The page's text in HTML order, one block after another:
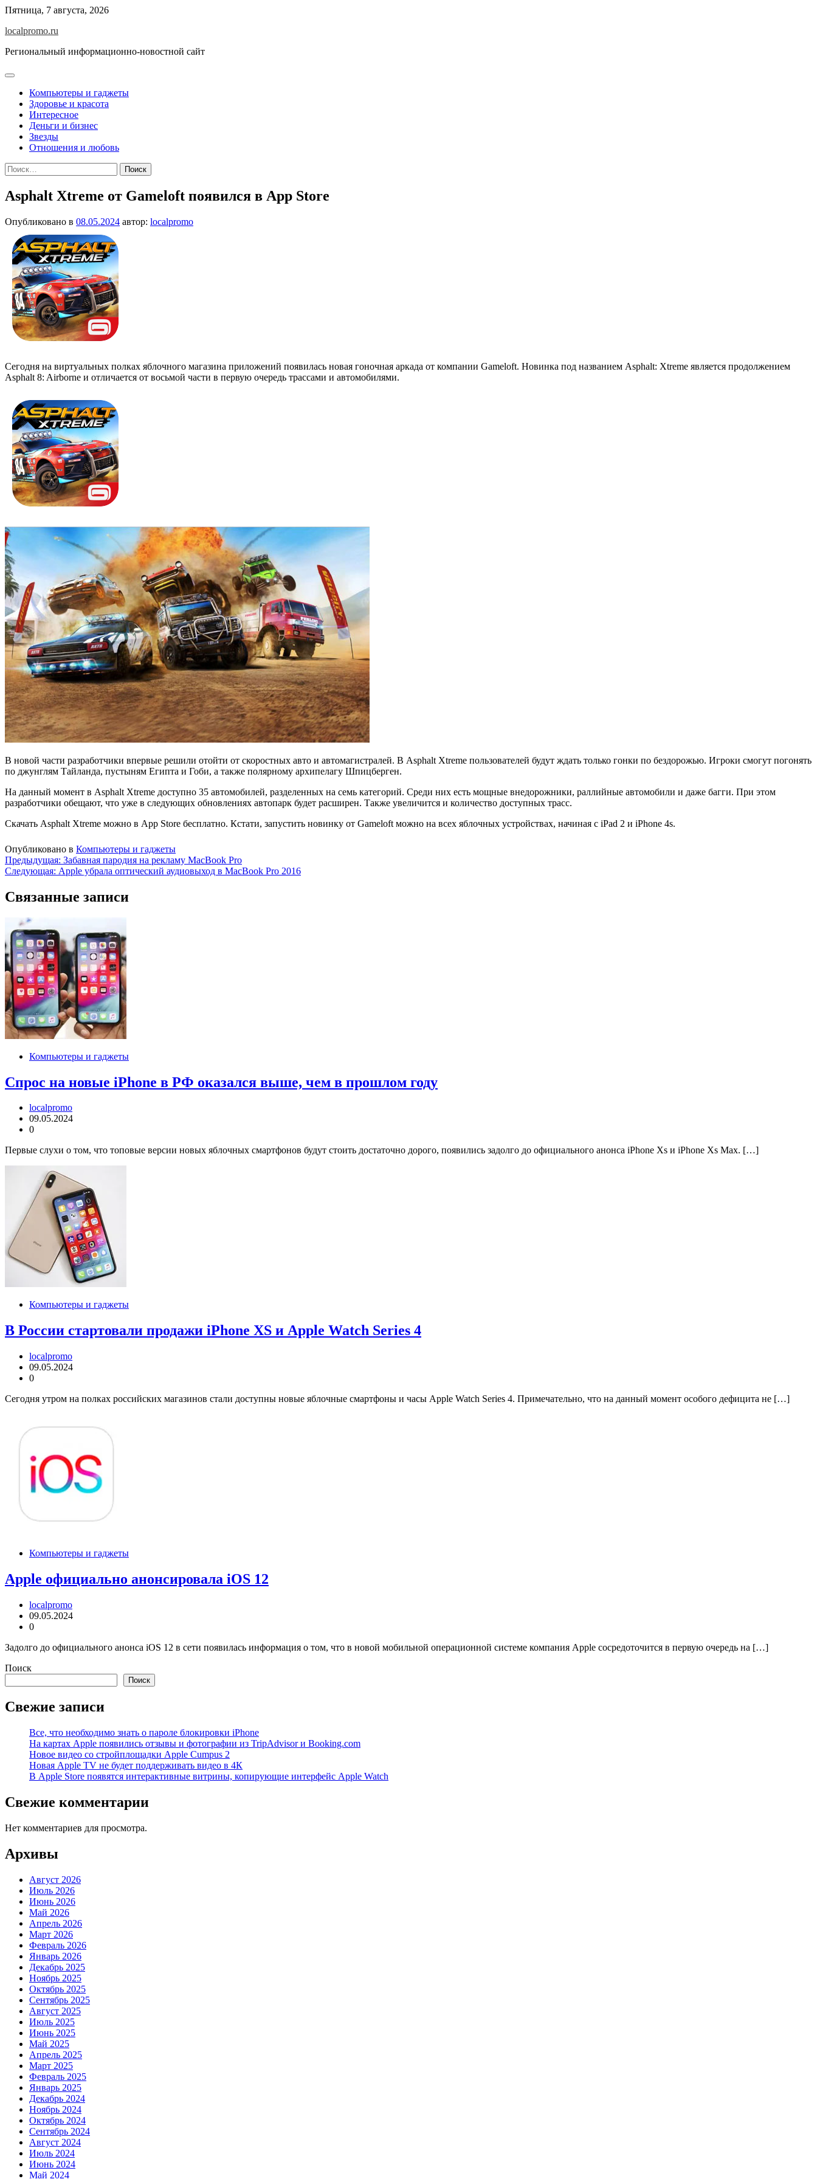
Перейти
содержимому
Пятница, 7 августа, 2026
localpromo.ru
Региональный информационно-новостной сайт
Компьютеры и гаджеты
Здоровье и красота
Интересное
Деньги и бизнес
Звезды
Отношения и любовь
Найти:
Asphalt Xtreme от Gameloft появился в App Store
Опубликовано в 08.05.2024 автор: localpromo
Сегодня на виртуальных полках яблочного магазина приложений появилась новая гоночная аркада от компании Gameloft. Новинка под названием Asphalt: Xtreme является продолжением
Asphalt 8: Airborne и отличается от восьмой части в первую очередь трассами и автомобилями.
В новой части разработчики впервые решили отойти от скоростных авто и автомагистралей. В Asphalt Xtreme пользователей будут ждать только гонки по бездорожью. Игроки смогут погонять
по джунглям Тайланда, пустыням Египта и Гоби, а также полярному архипелагу Шпицберген.
На данный момент в Asphalt Xtreme доступно 35 автомобилей, разделенных на семь категорий. Среди них есть мощные внедорожники, раллийные автомобили и даже багги. При этом
разработчики обещают, что уже в следующих обновлениях автопарк будет расширен. Также увеличится и количество доступных трасс.
Скачать Asphalt Xtreme можно в App Store бесплатно. Кстати, запустить новинку от Gameloft можно на всех яблочных устройствах, начиная с iPad 2 и iPhone 4s.
Опубликовано в Компьютеры и гаджеты
Навигация
по
записям
Предыдущая: Забавная пародия на рекламу MacBook Pro
Следующая: Apple убрала оптический аудиовыход в MacBook Pro 2016
Связанные записи
Компьютеры и гаджеты
Спрос на новые iPhone в РФ оказался выше, чем в прошлом году
localpromo
09.05.2024
0
Первые слухи о том, что топовые версии новых яблочных смартфонов будут стоить достаточно дорого, появились задолго до официального анонса iPhone Xs и iPhone Xs Max. […]
Компьютеры и гаджеты
В России стартовали продажи iPhone XS и Apple Watch Series 4
localpromo
09.05.2024
0
Сегодня утром на полках российских магазинов стали доступны новые яблочные смартфоны и часы Apple Watch Series 4. Примечательно, что на данный момент особого дефицита не […]
Компьютеры и гаджеты
Apple официально анонсировала iOS 12
localpromo
09.05.2024
0
Задолго до официального анонса iOS 12 в сети появилась информация о том, что в новой мобильной операционной системе компания Apple сосредоточится в первую очередь на […]
Поиск
Поиск
Свежие записи
Все, что необходимо знать о пароле блокировки iPhone
На картах Apple появились отзывы и фотографии из TripAdvisor и Booking.com
Новое видео со стройплощадки Apple Cumpus 2
Новая Apple TV не будет поддерживать видео в 4К
В Apple Store появятся интерактивные витрины, копирующие интерфейс Apple Watch
Свежие комментарии
Нет комментариев для просмотра.
Архивы
Август 2026
Июль 2026
Июнь 2026
Май 2026
Апрель 2026
Март 2026
Февраль 2026
Январь 2026
Декабрь 2025
Ноябрь 2025
Октябрь 2025
Сентябрь 2025
Август 2025
Июль 2025
Июнь 2025
Май 2025
Апрель 2025
Март 2025
Февраль 2025
Январь 2025
Декабрь 2024
Ноябрь 2024
Октябрь 2024
Сентябрь 2024
Август 2024
Июль 2024
Июнь 2024
Май 2024